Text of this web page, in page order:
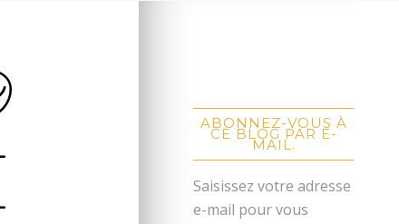
ABONNEZ-VOUS À
CE BLOG PAR E-
MAIL.
Saisissez votre adresse
e-mail pour vous